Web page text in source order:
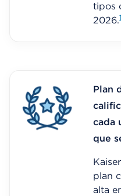
tipos
2026.1
Plan
cada
que
plan
alta